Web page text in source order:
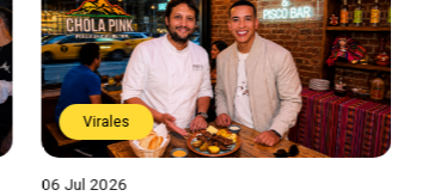
Virales
06 Jul 2026